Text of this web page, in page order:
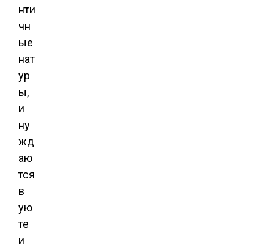
нти
чн
ые
нат
ур
ы,
и
ну
жд
аю
тся
в
ую
те
и